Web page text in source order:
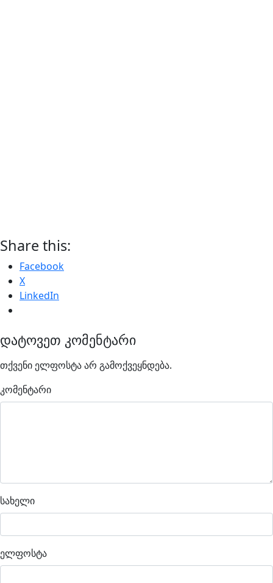
Share this:
Facebook
X
LinkedIn
დატოვეთ კომენტარი
თქვენი ელფოსტა არ გამოქვეყნდება.
კომენტარი
სახელი
ელფოსტა